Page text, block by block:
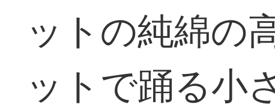
ットの純綿の
ットで踊る小